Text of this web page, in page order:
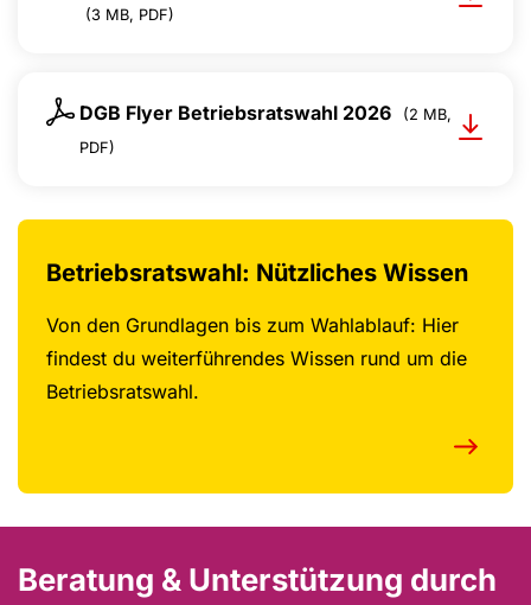
(3 MB, PDF)
DGB Flyer Betriebsratswahl 2026
(2 MB,
PDF)
Betriebsratswahl: Nützliches Wissen
Von den Grundlagen bis zum Wahlablauf: Hier
findest du weiterführendes Wissen rund um die
Betriebsratswahl.
Beratung & Unterstützung durch